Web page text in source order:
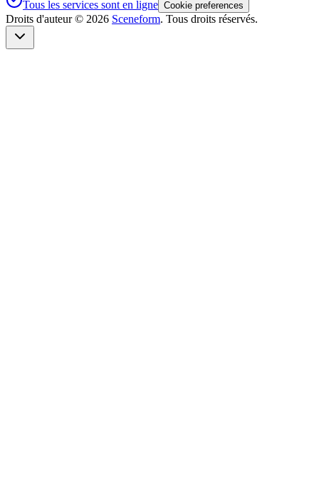
Tous les services sont en ligne Cookie preferences
Droits d'auteur © 2026 Sceneform. Tous droits réservés.